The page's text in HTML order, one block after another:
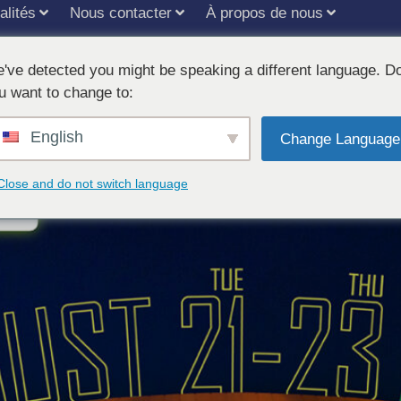
Nous contacter
À propos de nous
au salon India Health
detected you might be speaking a different language.
want to change to:
English Change Language
and do not switch language